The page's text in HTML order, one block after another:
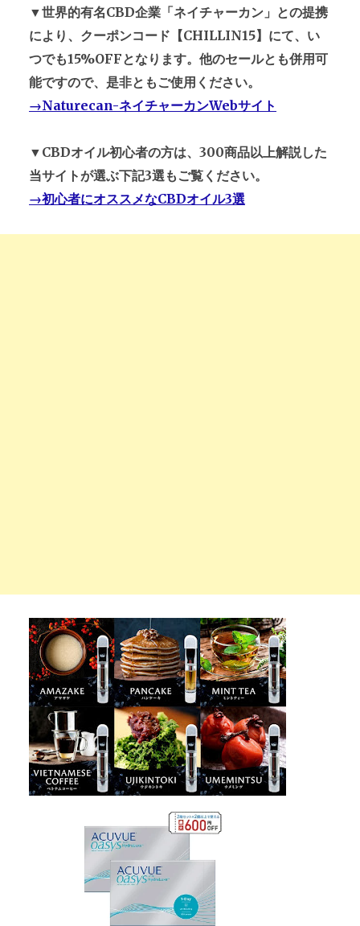
▼世界的有名CBD企業「ネイチャーカン」との提携
により、クーポンコード【CHILLIN15】にて、い
つでも15%OFFとなります。他のセールとも併用可
能ですので、是非ともご使用ください。
→Naturecan-ネイチャーカンWebサイト
▼CBDオイル初心者の方は、300商品以上解説した
当サイトが選ぶ下記3選もご覧ください。
→初心者にオススメなCBDオイル3選